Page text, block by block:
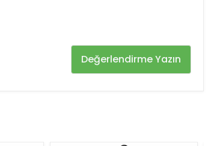
Değerlendirme Yazın